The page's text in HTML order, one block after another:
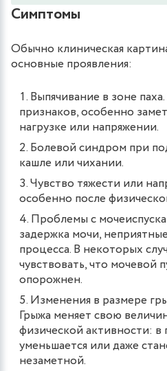
Симптомы
Обычно клиническая
основные проявления:
Выпячивание в зоне
признаков, особенно
нагрузке или напряжении.
Болевой синдром при
кашле или чихании.
Чувство тяжести или
особенно после
Проблемы с
задержка мочи,
процесса. В некоторых
чувствовать, что мочевой
опорожнен.
Изменения в размере
Грыжа меняет свою
физической активности:
уменьшается или даже
незаметной.